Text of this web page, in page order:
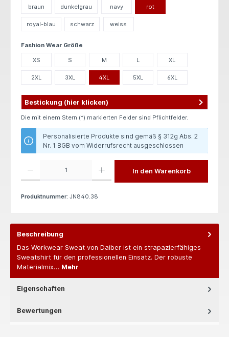
braun dunkelgrau navy rot
royal-blau schwarz weiss
Fashion Wear Größe
XS S M L XL
2XL 3XL 4XL 5XL 6XL
Bestickung (hier klicken)
Die mit einem Stern (*) markierten Felder sind Pflichtfelder.
Personalisierte Produkte sind gemäß § 312g Abs. 2
Nr. 1 BGB vom Widerrufsrecht ausgeschlossen
In den Warenkorb
Produktnummer: JN840.38
Beschreibung
Das Workwear Sweat von Daiber ist ein strapazierfähiges
Sweatshirt für den professionellen Einsatz. Der robuste
Materialmix… Mehr
Eigenschaften
Bewertungen